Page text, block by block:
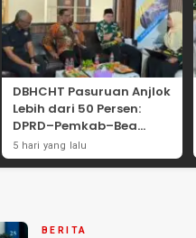
DBHCHT Pasuruan Anjlok
Lebih dari 50 Persen:
DPRD–Pemkab–Bea
Cukai Perkuat Perang
Melawan Peredaran
5 hari yang lalu
BERITA